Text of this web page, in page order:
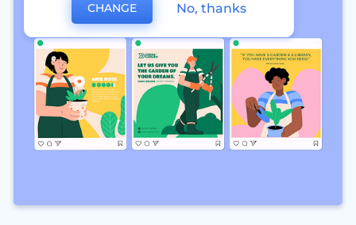
CHANGE No, thanks